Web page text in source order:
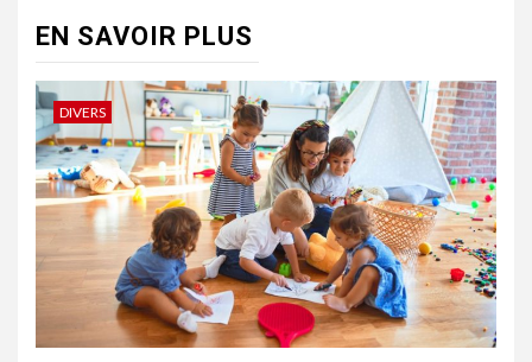
EN SAVOIR PLUS
DIVERS